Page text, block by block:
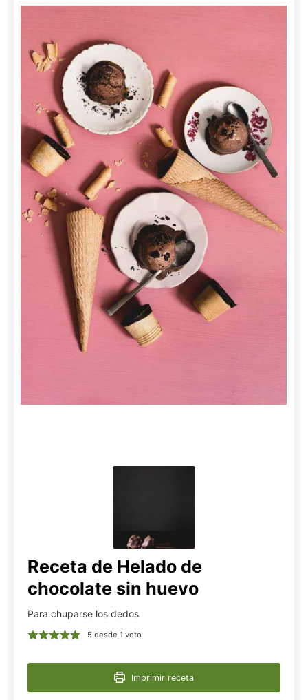
Receta de Helado de
chocolate sin huevo
Para chuparse los dedos
5 desde 1 voto
Imprimir receta